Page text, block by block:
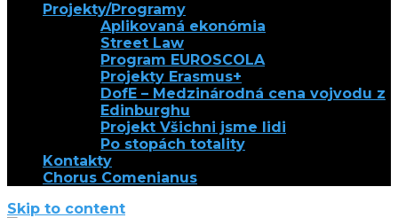
Projekty/Programy
Aplikovaná ekonómia
Street Law
Program EUROSCOLA
Projekty Erasmus+
DofE – Medzinárodná cena vojvodu z
Edinburghu
Projekt Všichni jsme lidi
Po stopách totality
Kontakty
Chorus Comenianus
Skip to content